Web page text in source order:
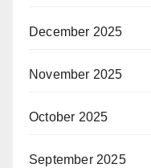
December 2025
November 2025
October 2025
September 2025